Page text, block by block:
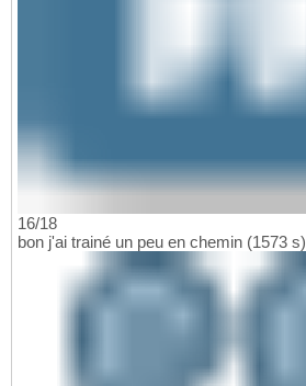
16/18
bon j'ai trainé un peu en chemin (1573 s)